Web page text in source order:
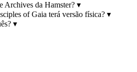
Archives da Hamster? ▾
of Gaia terá versão física? ▾
▾